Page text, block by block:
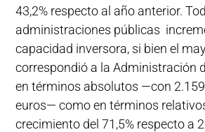
43,2% respecto al año anterior.
administraciones públicas
capacidad inversora, si bien el
correspondió a la Administración
en términos absolutos —con
euros— como en términos
crecimiento del 71,5% respecto a